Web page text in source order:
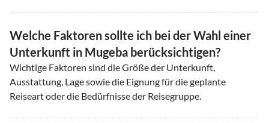
Welche Faktoren sollte ich bei der Wahl einer
Unterkunft in Mugeba berücksichtigen?
Wichtige Faktoren sind die Größe der Unterkunft,
Ausstattung, Lage sowie die Eignung für die geplante
Reiseart oder die Bedürfnisse der Reisegruppe.